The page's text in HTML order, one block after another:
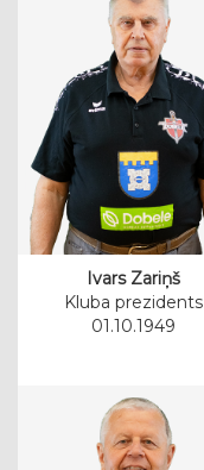
Ivars Zariņš
Kluba prezidents
01.10.1949